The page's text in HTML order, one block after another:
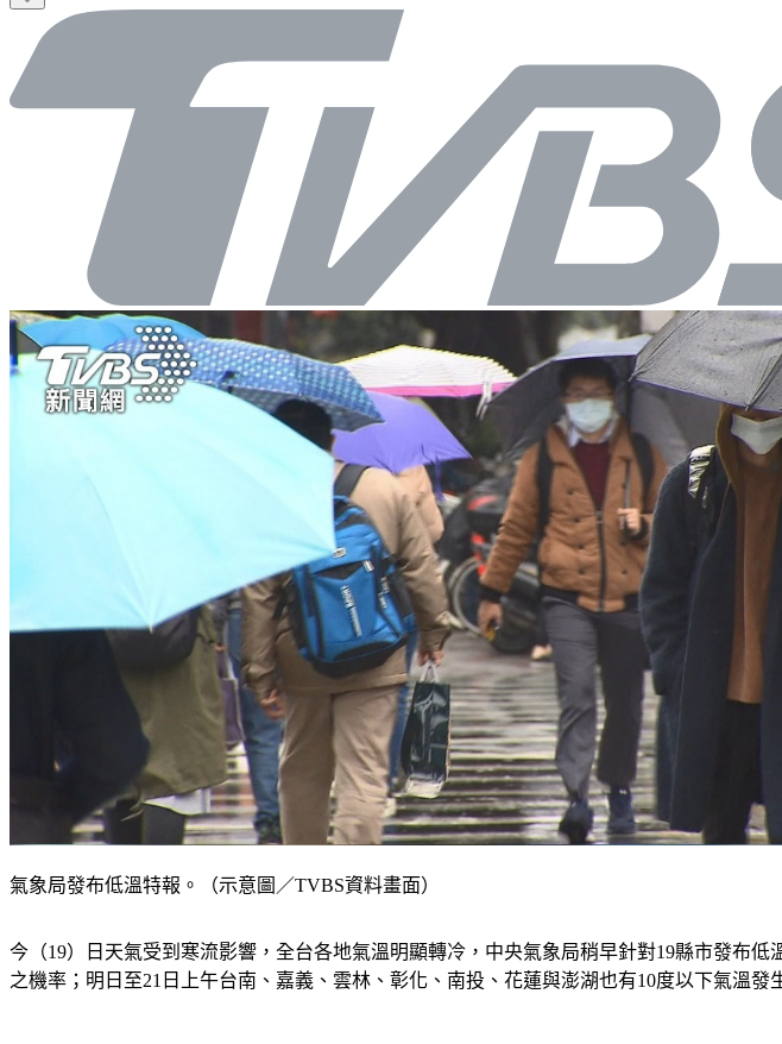
氣象局發布低溫特報。（示意圖／TVBS資料畫面）
今（19）日天氣受到寒流影響，全台各地氣溫明顯轉冷，中央氣象局稍早針對19縣市發布
之機率；明日至21日上午台南、嘉義、雲林、彰化、南投、花蓮與澎湖也有10度以下氣溫發